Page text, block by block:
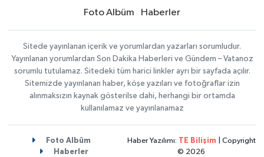
Foto Albüm Haberler
Sitede yayınlanan içerik ve yorumlardan yazarları sorumludur.
Yayınlanan yorumlardan Son Dakika Haberleri ve Gündem – Vatanoz
sorumlu tutulamaz. Sitedeki tüm harici linkler ayrı bir sayfada açılır.
Sitemizde yayınlanan haber, köşe yazıları ve fotoğraflar izin
alınmaksızın kaynak gösterilse dahi, herhangi bir ortamda
kullanılamaz ve yayınlanamaz
Foto Albüm
Haberler
Haber Yazılımı: TE Bilişim | Copyright
© 2026